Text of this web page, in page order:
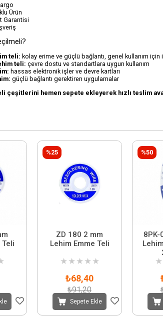
Ürün
Garantisi
teli: kolay erime ve güçlü bağlantı, genel kullanım için
teli: çevre dostu ve standartlara uygun kullanım
hassas elektronik işler ve devre kartları
güçlü bağlantı gerektiren uygulamalar
çeşitlerini hemen sepete ekleyerek hızlı teslim
Teli
ZD 180 2 mm
Lehim Emme Teli
★ ★ ★ ★ ★
₺68,40
₺91,20
Sepete Ekle
%25
8PK-
★
%50